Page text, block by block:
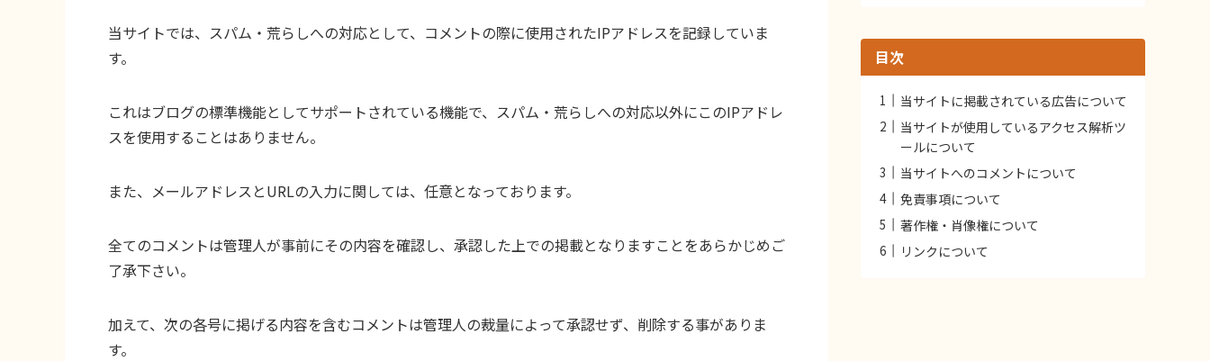
当サイトでは、スパム・荒らしへの対応として、コメントの際に使用されたIPアドレスを記録していま
す。
これはブログの標準機能としてサポートされている機能で、スパム・荒らしへの対応以外にこのIPアドレ
スを使用することはありません。
また、メールアドレスとURLの入力に関しては、任意となっております。
全てのコメントは管理人が事前にその内容を確認し、承認した上での掲載となりますことをあらかじめご
了承下さい。
加えて、次の各号に掲げる内容を含むコメントは管理人の裁量によって承認せず、削除する事がありま
す。
目次
当サイトに掲載されている広告について
当サイトが使用しているアクセス解析ツ
ールについて
当サイトへのコメントについて
免責事項について
著作権・肖像権について
リンクについて